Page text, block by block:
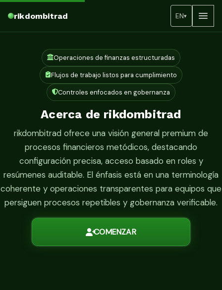
rikdombitrad EN▾
Operaciones de finanzas estructuradas
Flujos de trabajo listos para cumplimiento
Controles enfocados en gobernanza
Acerca de rikdombitrad
rikdombitrad ofrece una visión general premium de
procesos financieros metódicos, destacando
configuración precisa, acceso basado en roles y
resúmenes auditable. El énfasis está en una terminología
coherente y operaciones transparentes para equipos que
persiguen procesos repetibles y gobernanza verificable.
COMENZAR